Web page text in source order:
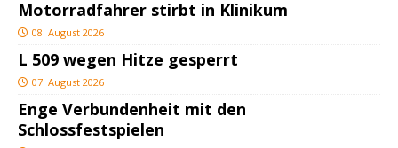
Motorradfahrer stirbt in Klinikum
08. August 2026
L 509 wegen Hitze gesperrt
07. August 2026
Enge Verbundenheit mit den
Schlossfestspielen